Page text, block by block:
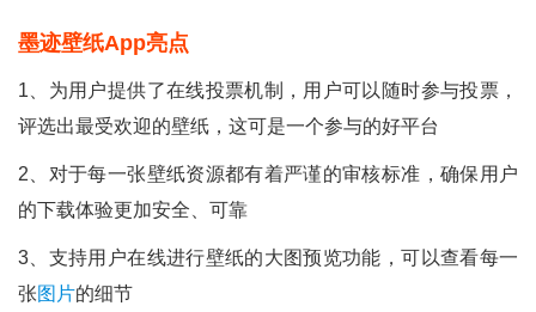
墨迹壁纸app亮点
1、为用户提供了在线投票机制，用户可以随时参与投票，
评选出最受欢迎的壁纸，这可是一个参与的好平台
2、对于每一张壁纸资源都有着严谨的审核标准，确保用户
的下载体验更加安全、可靠
3、支持用户在线进行壁纸的大图预览功能，可以查看每一
张图片的细节